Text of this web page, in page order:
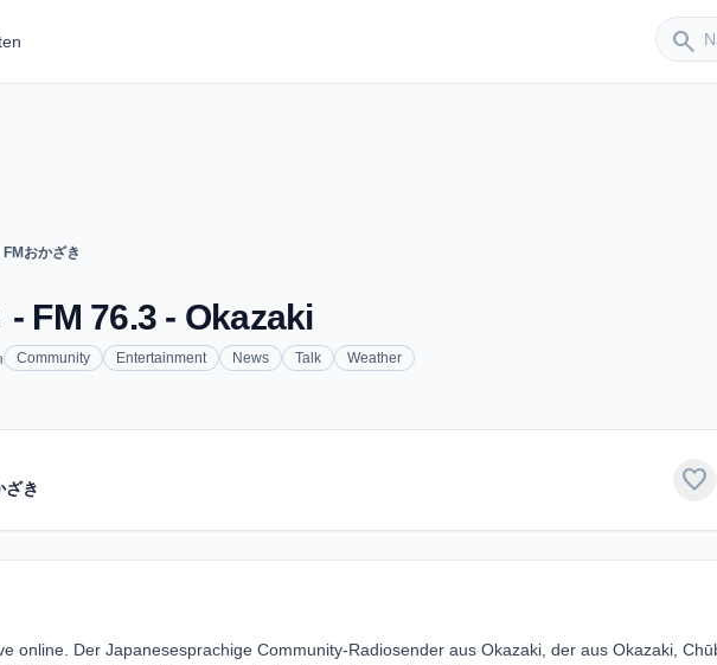
search
Sender
FMおかざき
FM 76.3 - Okazaki
Community Entertainment News Talk Weather
ざき favorite
online. Der Japanesesprachige Community-Radiosender aus Okazaki, der aus Okazaki,